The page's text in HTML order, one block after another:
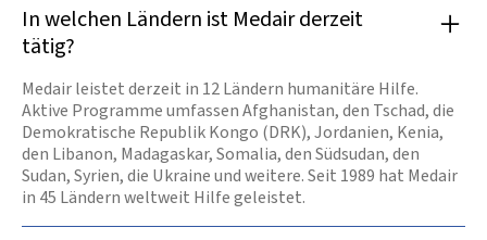
In welchen Ländern ist Medair derzeit
tätig?
Medair leistet derzeit in 12 Ländern humanitäre Hilfe.
Aktive Programme umfassen Afghanistan, den Tschad, die
Demokratische Republik Kongo (DRK), Jordanien, Kenia,
den Libanon, Madagaskar, Somalia, den Südsudan, den
Sudan, Syrien, die Ukraine und weitere. Seit 1989 hat Medair
in 45 Ländern weltweit Hilfe geleistet.